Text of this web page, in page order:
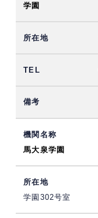
学園
馬大泉学園
学園302号室